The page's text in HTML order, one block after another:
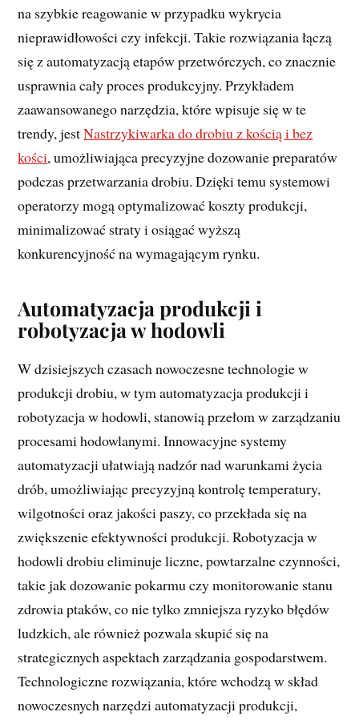
na szybkie reagowanie w przypadku wykrycia
nieprawidłowości czy infekcji. Takie rozwiązania łączą
się z automatyzacją etapów przetwórczych, co znacznie
usprawnia cały proces produkcyjny. Przykładem
zaawansowanego narzędzia, które wpisuje się w te
trendy, jestNastrzykiwarka do drobiu z kością i bez
kości, umożliwiająca precyzyjne dozowanie preparatów
podczas przetwarzania drobiu. Dzięki temu systemowi
operatorzy mogą optymalizować koszty produkcji,
minimalizować straty i osiągać wyższą
konkurencyjność na wymagającym rynku.
Automatyzacja produkcji i
robotyzacja w hodowli
W dzisiejszych czasach nowoczesne technologie w
produkcji drobiu, w tym automatyzacja produkcji i
robotyzacja w hodowli, stanowią przełom w zarządzaniu
procesami hodowlanymi. Innowacyjne systemy
automatyzacji ułatwiają nadzór nad warunkami życia
drób, umożliwiając precyzyjną kontrolę temperatury,
wilgotności oraz jakości paszy, co przekłada się na
zwiększenie efektywności produkcji. Robotyzacja w
hodowli drobiu eliminuje liczne, powtarzalne czynności,
takie jak dozowanie pokarmu czy monitorowanie stanu
zdrowia ptaków, co nie tylko zmniejsza ryzyko błędów
ludzkich, ale również pozwala skupić się na
strategicznych aspektach zarządzania gospodarstwem.
Technologiczne rozwiązania, które wchodzą w skład
nowoczesnych narzędzi automatyzacji produkcji,